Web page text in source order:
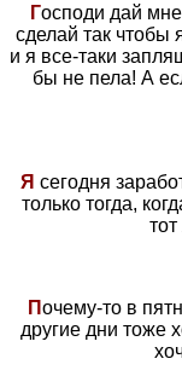
Господи дай
сделай так чтобы
и я все-таки
бы не пела! А
Я сегодня
только тогда,
Почему-то в
другие дни тоже